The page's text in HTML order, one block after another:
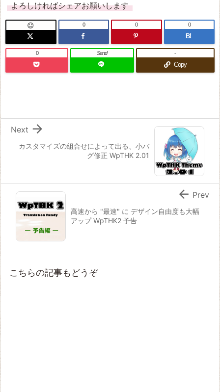
よろしければシェアお願いします
 0 0
B!
0
0 Send
Copy
-
カスタマイズの組合せによって出る、小バ
グ修正 WpTHK 2.01

Next
高速から "最速" に デザイン自由度も大幅
アップ WpTHK2 予告
 Prev
こちらの記事もどうぞ